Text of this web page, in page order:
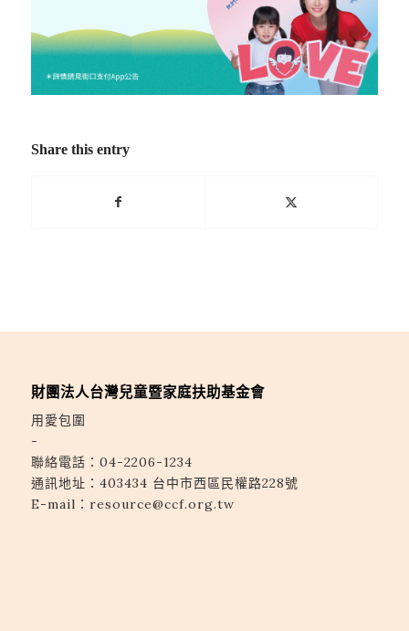
Share this entry
財團法人台灣兒童暨家庭扶助基金會
用愛包圍
-
聯絡電話： 04-2206-1234
通訊地址： 403434 台中市西區民權路228號
E-mail： resource@ccf.org.tw